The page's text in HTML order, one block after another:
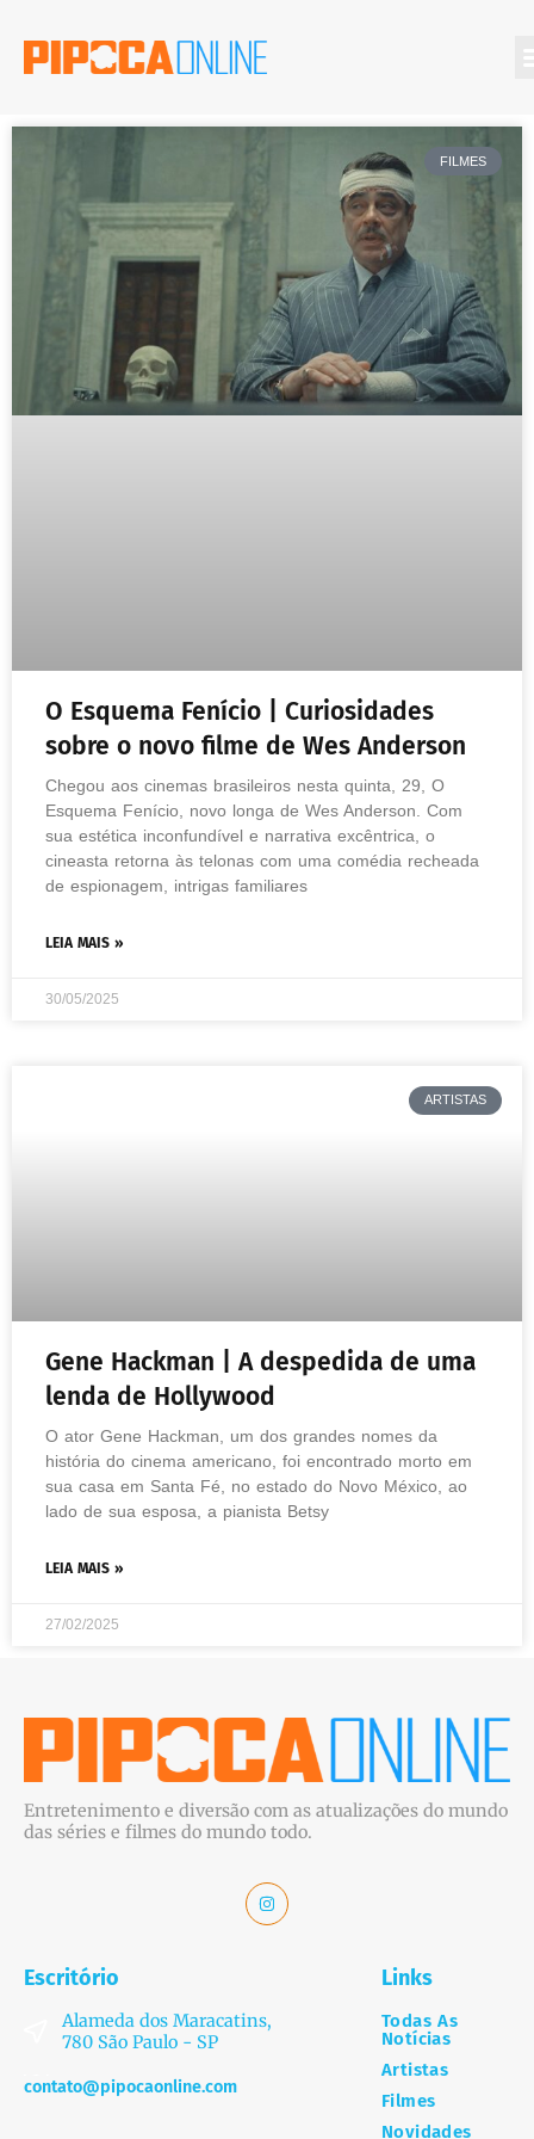
FILMES
O Esquema Fenício | Curiosidades
sobre o novo filme de Wes Anderson
Chegou aos cinemas brasileiros nesta quinta, 29, O
Esquema Fenício, novo longa de Wes Anderson. Com
sua estética inconfundível e narrativa excêntrica, o
cineasta retorna às telonas com uma comédia recheada
de espionagem, intrigas familiares
LEIA MAIS »
30/05/2025
ARTISTAS
Gene Hackman | A despedida de uma
lenda de Hollywood
O ator Gene Hackman, um dos grandes nomes da
história do cinema americano, foi encontrado morto em
sua casa em Santa Fé, no estado do Novo México, ao
lado de sua esposa, a pianista Betsy
LEIA MAIS »
27/02/2025
Entretenimento e diversão com as atualizações do mundo
das séries e filmes do mundo todo.
Escritório
Alameda dos Maracatins,
780 São Paulo - SP
contato@pipocaonline.com
Links
Todas As
Notícias
Artistas
Filmes
Novidades